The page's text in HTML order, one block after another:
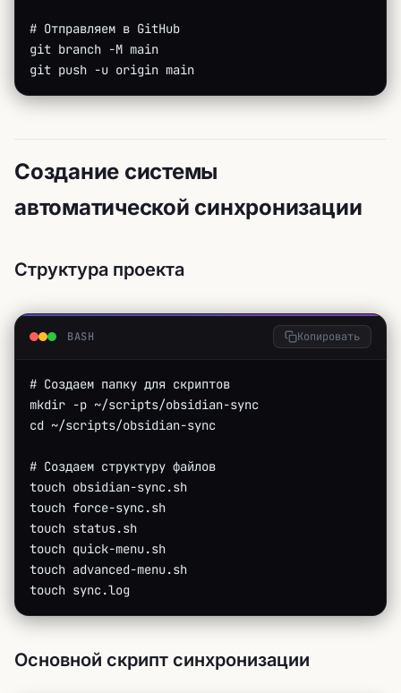
# Отправляем в GitHub
git branch -M main
git push -u origin main
Создание системы
автоматической синхронизации
Структура проекта
BASH Копировать
# Создаем папку для скриптов
mkdir -p ~/scripts/obsidian-sync
cd ~/scripts/obsidian-sync
# Создаем структуру файлов
touch obsidian-sync.sh
touch force-sync.sh
touch status.sh
touch quick-menu.sh
touch advanced-menu.sh
touch sync.log
Основной скрипт синхронизации